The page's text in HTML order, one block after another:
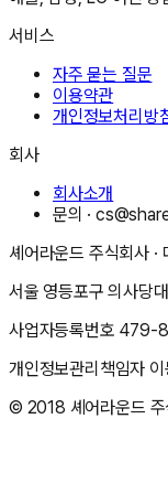
서비스
자주 묻는 질문
이용약관
개인정보처리방
회사
회사소개
문의 ·
셰어라운드 주식회사 ·
서울 영등포구 의사당
사업자등록번호 479-
개인정보관리책임자
© 2018 셰어라운드